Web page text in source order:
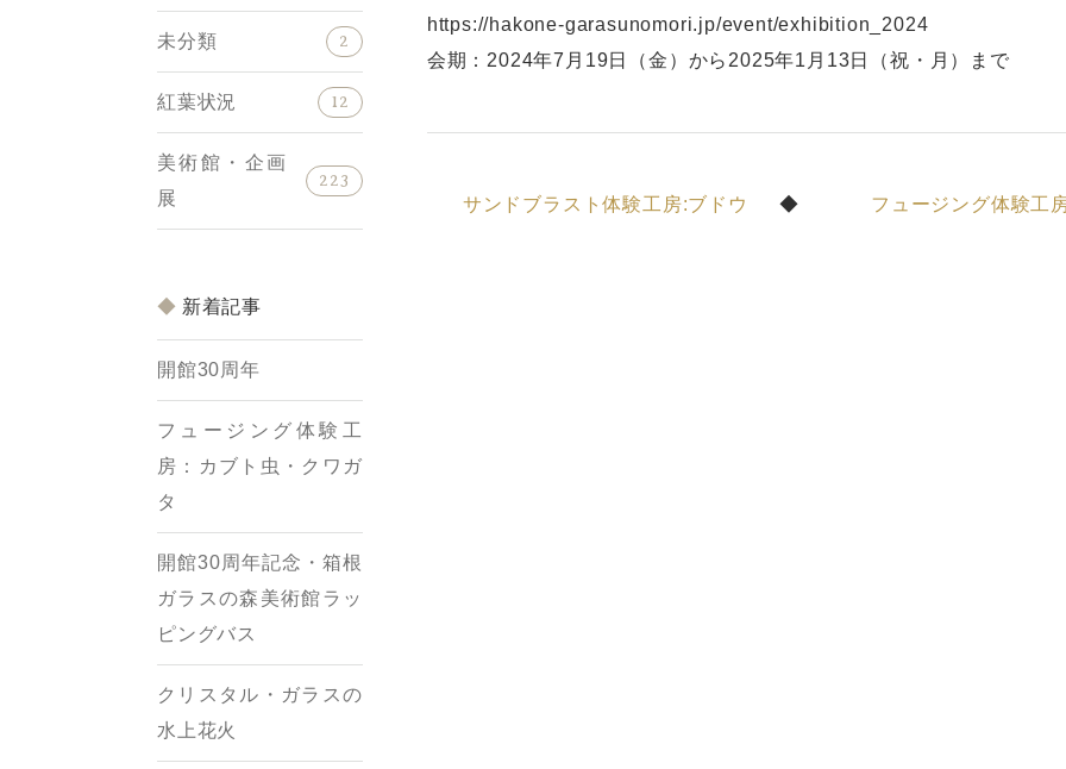
未分類 2
紅葉状況 12
美術館・企画
展
223
新着記事
開館30周年
フュージング体験工
房：カブト虫・クワガ
タ
開館30周年記念・箱根
ガラスの森美術館ラッ
ピングバス
クリスタル・ガラスの
水上花火
https://hakone-garasunomori.jp/event/exhibition_2024
会期：2024年7月19日（金）から2025年1月13日（祝・月）まで
サンドブラスト体験工房:ブドウ フュージング体験工